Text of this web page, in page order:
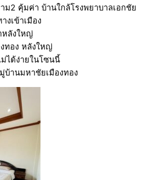
ม2 คุ้มค่า บ้านใกล้โรงพยาบาลเอกชัย
งเข้าเมือง
หลังใหญ่
ทอง หลังใหญ่
ได้ง่ายในโซนนี้
บ้านมหาชัยเมืองทอง